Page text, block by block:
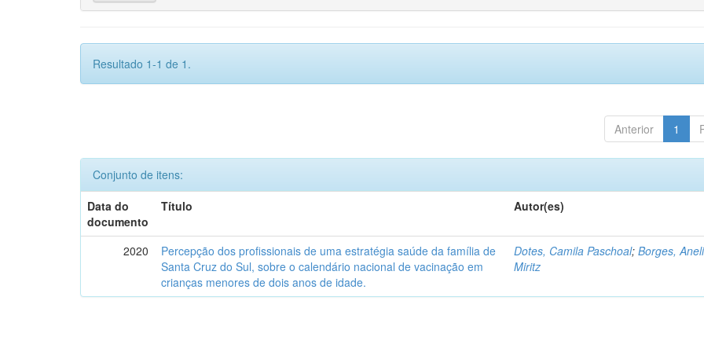
Resultado 1-1 de 1.
Anterior 1
Conjunto de itens:
Data do
documento
Título Autor(es)
2020
Percepção dos profissionais de uma estratégia saúde da família de
Santa Cruz do Sul, sobre o calendário nacional de vacinação em
crianças menores de dois anos de idade.
Dotes, Camila Paschoal;Borges,
Miritz